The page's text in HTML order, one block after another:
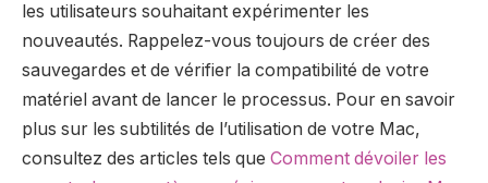
les utilisateurs souhaitant expérimenter les
nouveautés. Rappelez-vous toujours de créer des
sauvegardes et de vérifier la compatibilité de votre
matériel avant de lancer le processus. Pour en savoir
plus sur les subtilités de l’utilisation de votre Mac,
consultez des articles tels que Comment dévoiler les